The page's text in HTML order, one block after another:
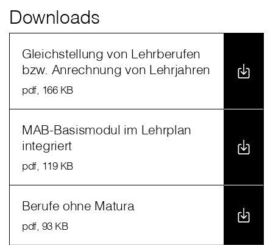
Downloads
Gleichstellung von Lehrberufen
bzw. Anrechnung von Lehrjahren
pdf, 166 KB
MAB-Basismodul im Lehrplan
integriert
pdf, 119 KB
Berufe ohne Matura
pdf, 93 KB